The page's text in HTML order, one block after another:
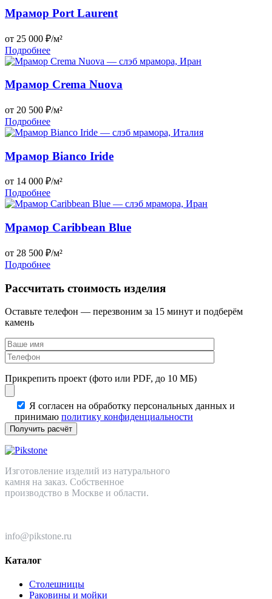
Мрамор Port Laurent
от 25 000 ₽/м²
Подробнее
Мрамор Crema Nuova
от 20 500 ₽/м²
Подробнее
Мрамор Bianco Iride
от 14 000 ₽/м²
Подробнее
Мрамор Caribbean Blue
от 28 500 ₽/м²
Подробнее
Рассчитать стоимость изделия
Оставьте телефон — перезвоним за 15 минут и подберём
камень
Прикрепить проект (фото или PDF, до 10 МБ)
Я согласен на обработку персональных данных и
принимаю политику конфиденциальности
Изготовление изделий из натурального
камня на заказ. Собственное
производство в Москве и области.
info@pikstone.ru
Каталог
Столешницы
Раковины и мойки